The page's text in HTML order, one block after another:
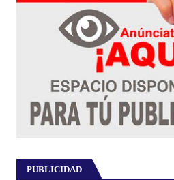
PUBLICIDAD